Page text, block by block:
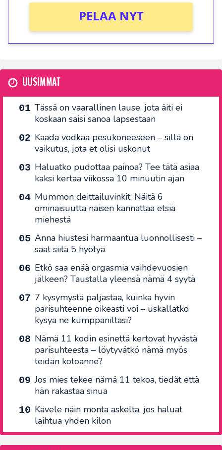
PELAA NYT
UUSIMMAT
Tässä on vaarallinen lause, jota äiti ei
koskaan saisi sanoa lapsestaan
Kaada vodkaa pesukoneeseen – sillä on
vaikutus, jota et olisi uskonut
Haluatko pudottaa painoa? Tee tätä asiaa
kaksi kertaa viikossa 10 minuutin ajan
Mummon deittailuvinkit: Näitä 6
ominaisuutta naisen kannattaa etsiä
miehestä
Anna hiustesi harmaantua luonnollisesti –
saat siitä 5 hyötyä
Etkö saa enää orgasmia vaihdevuosien
jälkeen? Taustalla yleensä nämä 4 syytä
7 kysymystä paljastaa, kuinka hyvin
parisuhteenne oikeasti voi – uskallatko
kysyä ne kumppaniltasi?
Nämä 11 kodin esinettä kertovat hyvästä
parisuhteesta – löytyvätkö nämä myös
teidän kotoanne?
Jos mies tekee nämä 11 tekoa, tiedät että
hän rakastaa sinua
Kävele näin monta askelta, jos haluat
laihtua yhden kilon